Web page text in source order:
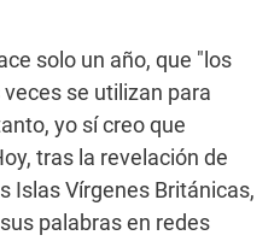
solo un año, que "los
se utilizan para
yo sí creo que
tras la revelación de
Islas Vírgenes Británicas,
palabras en redes